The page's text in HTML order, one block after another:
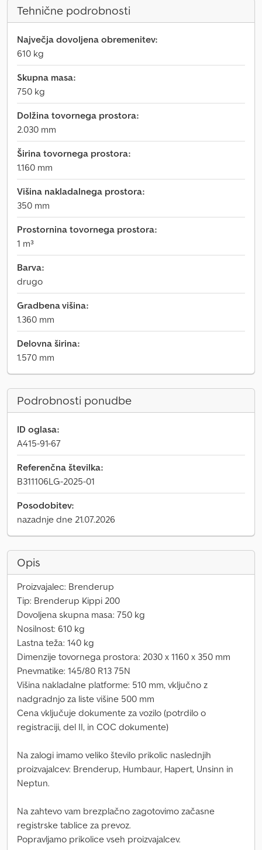
Tehnične podrobnosti
Največja dovoljena obremenitev:
610 kg
Skupna masa:
750 kg
Dolžina tovornega prostora:
2.030 mm
Širina tovornega prostora:
1.160 mm
Višina nakladalnega prostora:
350 mm
Prostornina tovornega prostora:
1 m³
Barva:
drugo
Gradbena višina:
1.360 mm
Delovna širina:
1.570 mm
Podrobnosti ponudbe
ID oglasa:
A415-91-67
Referenčna številka:
B311106LG-2025-01
Posodobitev:
nazadnje dne 21.07.2026
Opis
Proizvajalec: Brenderup
Tip: Brenderup Kippi 200
Dovoljena skupna masa: 750 kg
Nosilnost: 610 kg
Lastna teža: 140 kg
Dimenzije tovornega prostora: 2030 x 1160 x 350 mm
Pnevmatike: 145/80 R13 75N
Višina nakladalne platforme: 510 mm, vključno z
nadgradnjo za liste višine 500 mm
Cena vključuje dokumente za vozilo (potrdilo o
registraciji, del II, in COC dokumente)
Na zalogi imamo veliko število prikolic naslednjih
proizvajalcev: Brenderup, Humbaur, Hapert, Unsinn in
Neptun.
Na zahtevo vam brezplačno zagotovimo začasne
registrske tablice za prevoz.
Popravljamo prikolice vseh proizvajalcev.